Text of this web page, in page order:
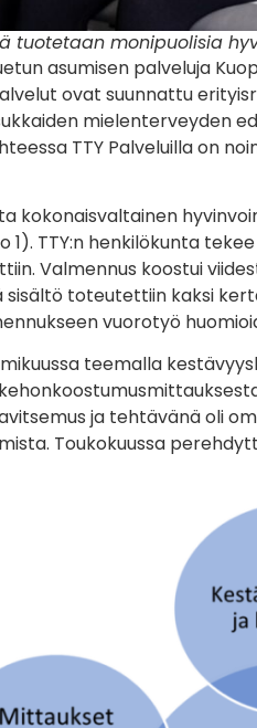
tuotetaan monipuolisia
asumisen palveluja
ovat suunnattu
mielenterveyden
TTY Palveluilla on
kokonaisvaltainen
1). TTY:n henkilökunta
Valmennus koostui
toteutettiin kaksi
vuorotyö
teemalla
ja tehtävänä oli
Toukokuussa